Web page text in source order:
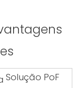
Solução PoF